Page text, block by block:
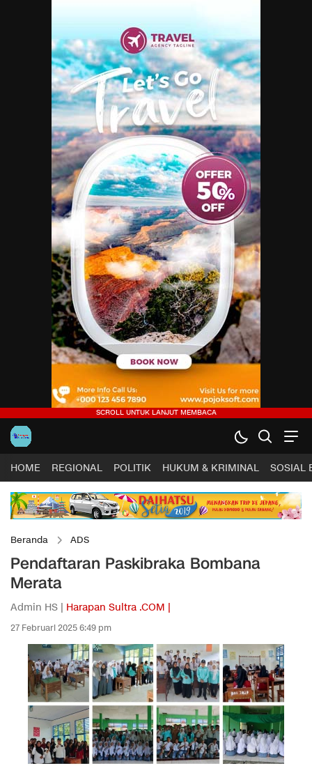
HOME REGIONAL POLITIK HUKUM & KRIMINAL SOSIAL
Beranda ADS
Pendaftaran Paskibraka Bombana
Merata
Admin HS | Harapan Sultra .COM |
27 Februari 2025 6:49 pm